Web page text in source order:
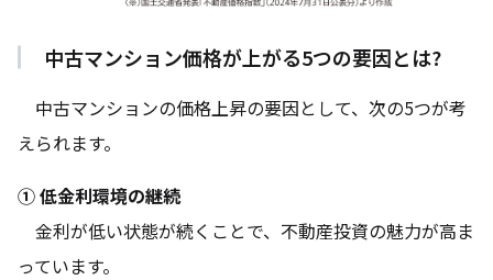
中古マンション価格が上がる5つの要因とは?
中古マンションの価格上昇の要因として、次の5つが考
えられます。
① 低金利環境の継続
金利が低い状態が続くことで、不動産投資の魅力が高ま
っています。